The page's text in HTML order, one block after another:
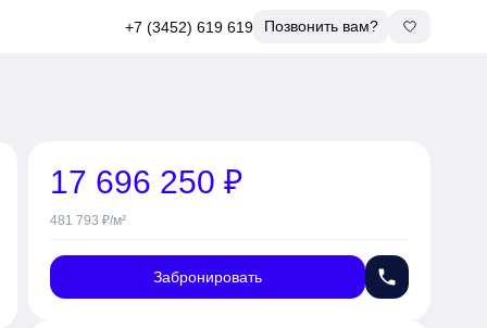
+7 (3452) 619 619 Позвонить вам?
17 696 250 ₽
481 793 ₽/м²
Забронировать phone